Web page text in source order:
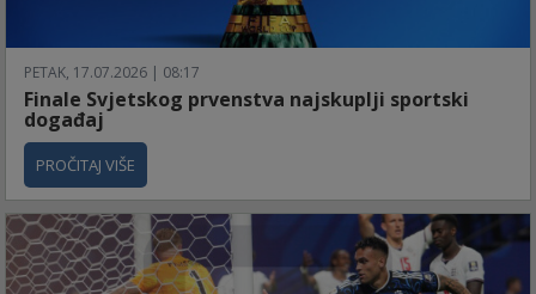
PETAK, 17.07.2026 | 08:17
Finale Svjetskog prvenstva najskuplji sportski
događaj
PROČITAJ VIŠE